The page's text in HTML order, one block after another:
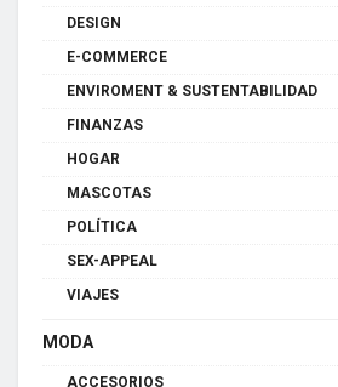
DESIGN
E-COMMERCE
ENVIROMENT & SUSTENTABILIDAD
FINANZAS
HOGAR
MASCOTAS
POLÍTICA
SEX-APPEAL
VIAJES
MODA
ACCESORIOS